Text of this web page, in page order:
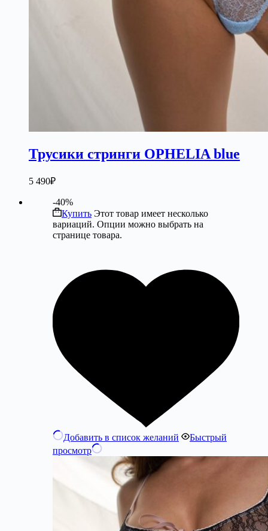
Трусики стринги OPHELIA blue
5 490₽
-40%
Купить Этот товар имеет несколько
вариаций. Опции можно выбрать на
странице товара.
Добавить в список желаний
Быстрый
просмотр